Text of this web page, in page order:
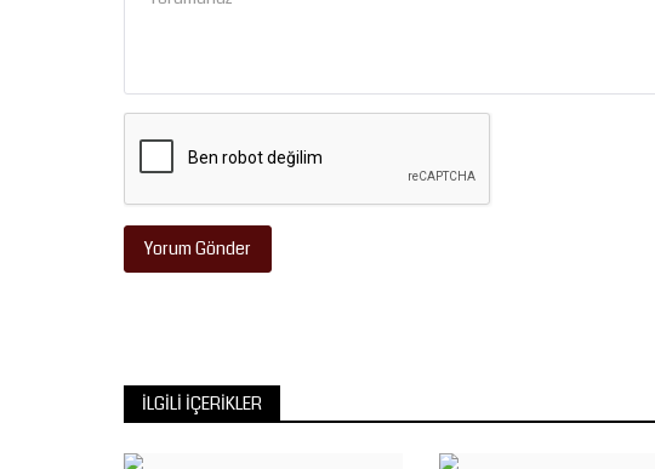
Yorum Gönder
İLGILI İÇERIKLER
TBMM’DE
Başkan Gülpınar’ın Talimatıyla